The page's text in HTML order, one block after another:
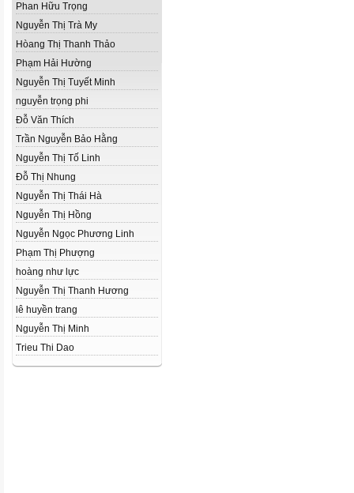
Phan Hữu Trọng
Nguyễn Thị Trà My
Hòang Thị Thanh Thảo
Phạm Hải Hường
Nguyễn Thị Tuyết Minh
nguyễn trọng phi
Đỗ Văn Thích
Trần Nguyễn Bảo Hằng
Nguyễn Thị Tố Linh
Đỗ Thị Nhung
Nguyễn Thị Thái Hà
Nguyễn Thị Hồng
Nguyễn Ngọc Phương Linh
Phạm Thị Phượng
hoàng như lực
Nguyễn Thị Thanh Hương
lê huyền trang
Nguyễn Thị Minh
Trieu Thi Dao